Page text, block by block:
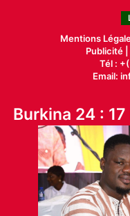
Mentions
Publicité|
Tél :
Email:
Burkina 24 :